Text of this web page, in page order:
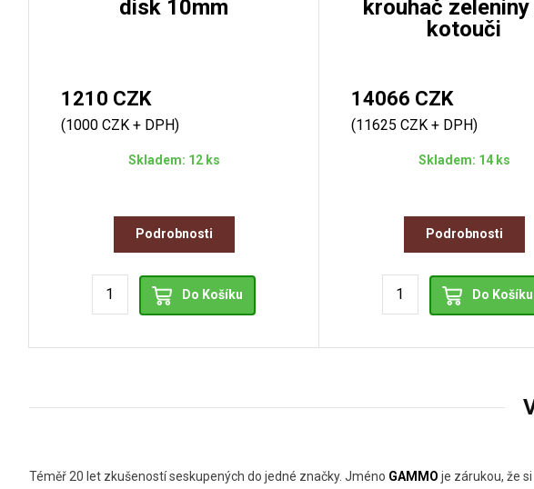
disk 10mm
1210 CZK
(1000 CZK + DPH)
Skladem: 12 ks
Podrobnosti
Do Košíku
krouhač zeleniny
kotouči
14066 CZK
(11625 CZK + DPH)
Skladem: 14 ks
Podrobnosti
Do Košíku
Téměř 20 let zkušeností seskupených do jedné značky. Jméno GAMMO je zárukou, že